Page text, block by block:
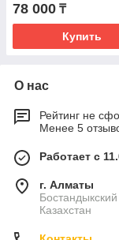
78 000 ₸
Купить
О нас
Рейтинг не
Менее 5
Работает с
г. Алматы
Казахстан